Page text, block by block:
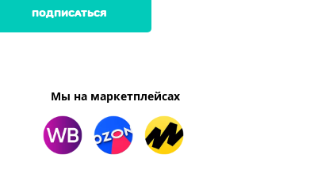
ПОДПИСАТЬСЯ
Мы на маркетплейсах